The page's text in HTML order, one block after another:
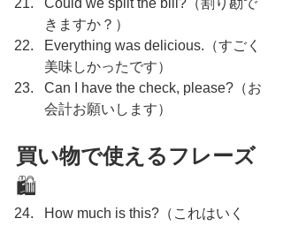
Could we split the bill?（割り勘で
きますか？）
Everything was delicious.（すごく
美味しかったです）
Can I have the check, please?（お
会計お願いします）
買い物で使えるフレーズ
🛍️
How much is this?（これはいく